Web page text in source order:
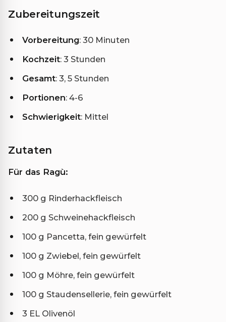
Zubereitungszeit
Vorbereitung: 30 Minuten
Kochzeit: 3 Stunden
Gesamt: 3, 5 Stunden
Portionen: 4-6
Schwierigkeit: Mittel
Zutaten
Für das Ragù:
300 g Rinderhackfleisch
200 g Schweinehackfleisch
100 g Pancetta, fein gewürfelt
100 g Zwiebel, fein gewürfelt
100 g Möhre, fein gewürfelt
100 g Staudensellerie, fein gewürfelt
3 EL Olivenöl